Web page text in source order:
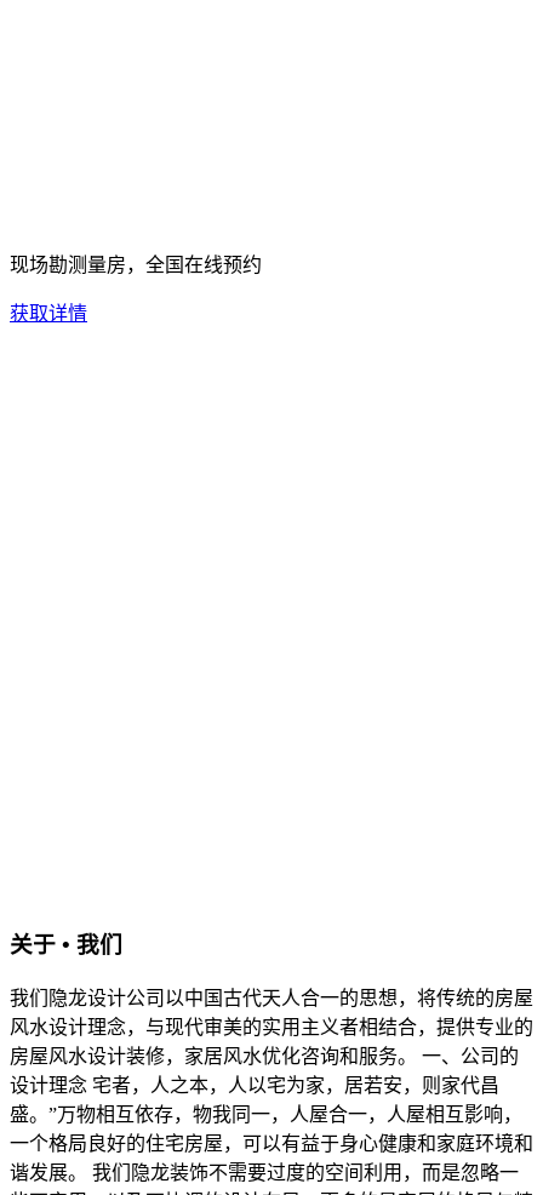
现场勘测量房，全国在线预约
获取详情
关于 • 我们
我们隐龙设计公司以中国古代天人合一的思想，将传统的房屋
风水设计理念，与现代审美的实用主义者相结合，提供专业的
房屋风水设计装修，家居风水优化咨询和服务。 一、公司的
设计理念 宅者，人之本，人以宅为家，居若安，则家代昌
盛。”万物相互依存，物我同一，人屋合一，人屋相互影响，
一个格局良好的住宅房屋，可以有益于身心健康和家庭环境和
谐发展。 我们隐龙装饰不需要过度的空间利用，而是忽略一